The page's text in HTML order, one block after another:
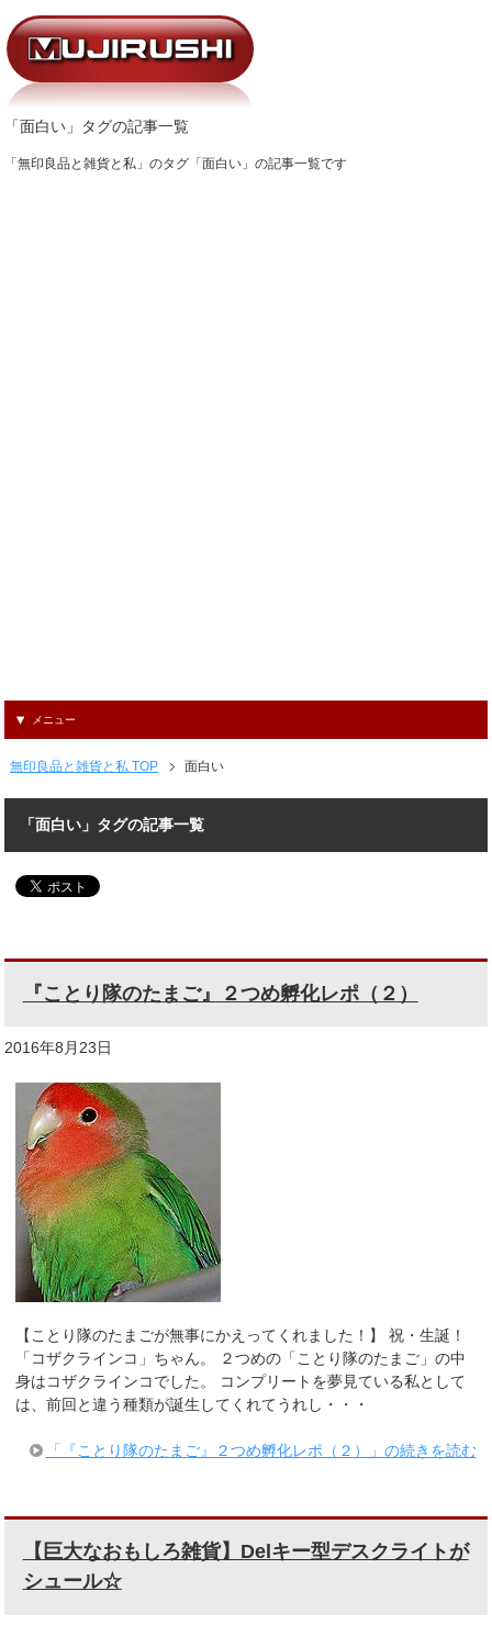
「面白い」タグの記事一覧
「無印良品と雑貨と私」のタグ「面白い」の記事一覧です
メニュー
無印良品と雑貨と私 TOP 面白い
「面白い」タグの記事一覧
『ことり隊のたまご』２つめ孵化レポ（２）
2016年8月23日
【ことり隊のたまごが無事にかえってくれました！】 祝・生誕！
「コザクラインコ」ちゃん。 ２つめの「ことり隊のたまご」の中
身はコザクラインコでした。 コンプリートを夢見ている私として
は、前回と違う種類が誕生してくれてうれし・・・
「『ことり隊のたまご』２つめ孵化レポ（２）」の続きを読む
【巨大なおもしろ雑貨】Delキー型デスクライトが
シュール☆